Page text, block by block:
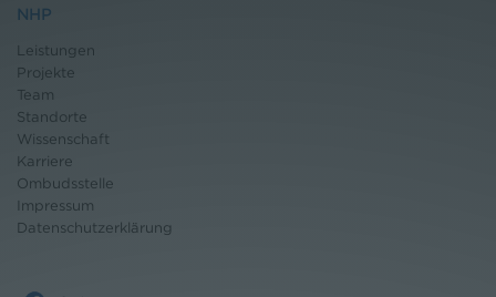
NHP
Leistungen
Projekte
Team
Standorte
Wissenschaft
Karriere
Ombudsstelle
Impressum
Datenschutzerklärung